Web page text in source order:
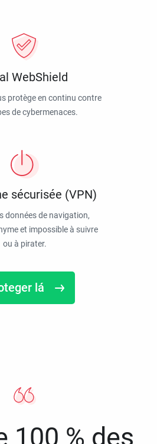
WebShield
protège en continu contre
de cybermenaces.
sécurisée (VPN)
données de navigation,
et impossible à suivre
ou à pirater.
lá
100 % des